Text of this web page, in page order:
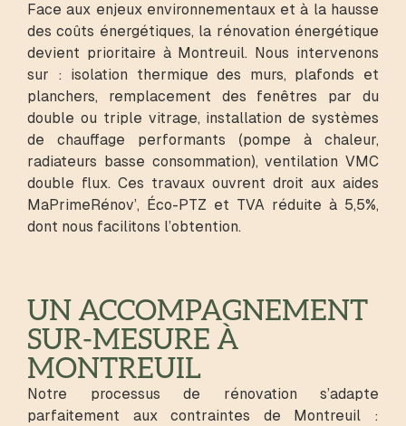
Face aux enjeux environnementaux et à la hausse
des coûts énergétiques, la rénovation énergétique
devient prioritaire à Montreuil. Nous intervenons
sur : isolation thermique des murs, plafonds et
planchers, remplacement des fenêtres par du
double ou triple vitrage, installation de systèmes
de chauffage performants (pompe à chaleur,
radiateurs basse consommation), ventilation VMC
double flux. Ces travaux ouvrent droit aux aides
MaPrimeRénov’, Éco-PTZ et TVA réduite à 5,5%,
dont nous facilitons l’obtention.
UN ACCOMPAGNEMENT
SUR-MESURE À
MONTREUIL
Notre processus de rénovation s’adapte
parfaitement aux contraintes de Montreuil :